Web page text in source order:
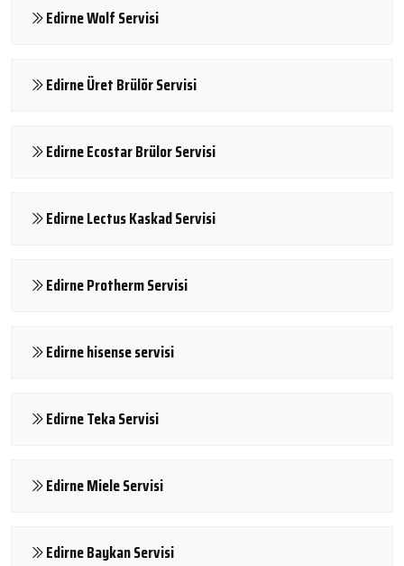
Edirne Wolf Servisi
Edirne Üret Brülör Servisi
Edirne Ecostar Brülor Servisi
Edirne Lectus Kaskad Servisi
Edirne Protherm Servisi
Edirne hisense servisi
Edirne Teka Servisi
Edirne Miele Servisi
Edirne Baykan Servisi